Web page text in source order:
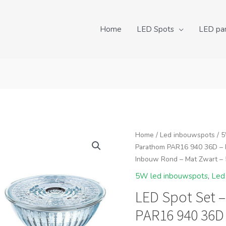
Home LED Spots LED
Home / Led inbouwspots /
Parathom PAR16 940 36D
Inbouw Rond – Mat Zwart
5W led inbouwspots,
LED Spot Set
PAR16 940